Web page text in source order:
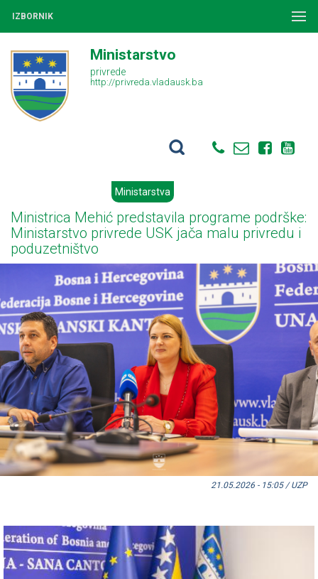
IZBORNIK
Ministarstvo
privrede
http://privreda.vladausk.ba
Ministarstva
Ministrica Mehić predstavila programe podrške:
Ministarstvo privrede USK jača malu privredu i
poduzetništvo
21.05.2026 - 15:05 / UZP